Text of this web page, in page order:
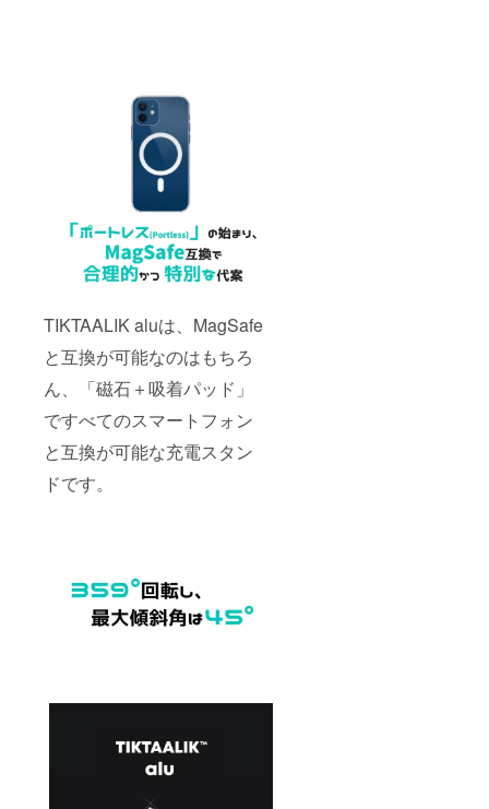
TIKTAALIK aluは、MagSafe
と互換が可能なのはもちろ
ん、「磁石＋吸着パッド」
ですべてのスマートフォン
と互換が可能な充電スタン
ドです。